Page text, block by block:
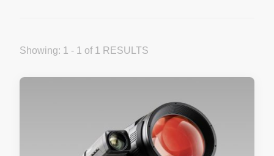
Showing: 1 - 1 of 1 RESULTS